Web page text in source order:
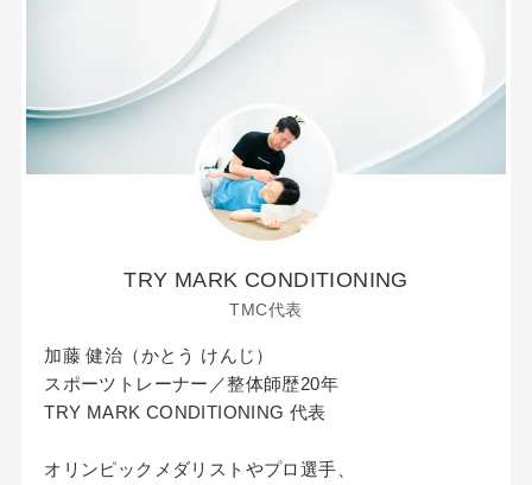
TRY MARK CONDITIONING
TMC代表
加藤 健治（かとう けんじ）
スポーツトレーナー／整体師歴20年
TRY MARK CONDITIONING 代表
オリンピックメダリストやプロ選手、